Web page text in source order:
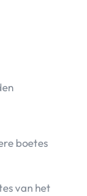
boetes
van het